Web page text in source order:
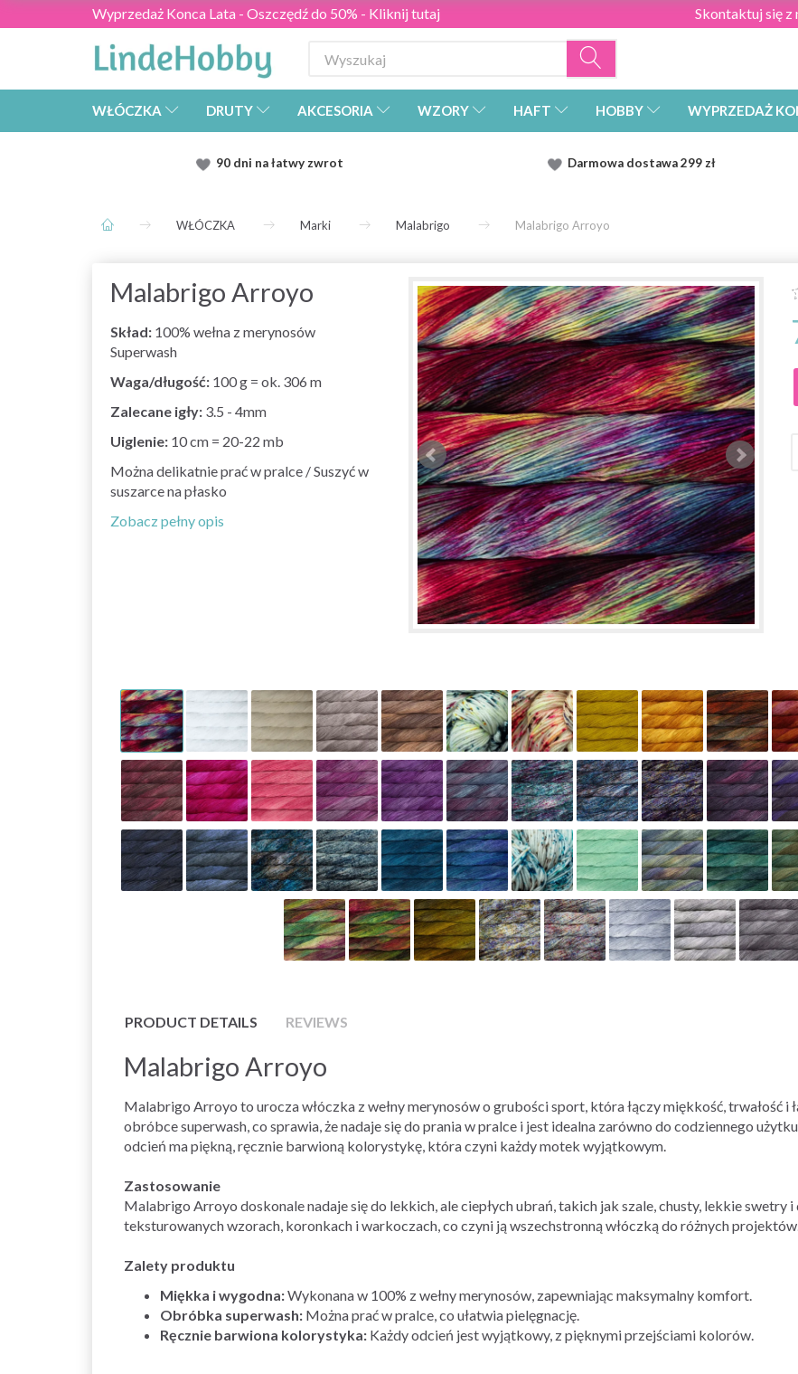
Wyprzedaż Konca Lata - Oszczędź do 50% - Kliknij tutaj Skontaktuj się z
WŁÓCZKA DRUTY AKCESORIA WZORY HAFT HOBBY WYPRZEDAŻ
90 dni na łatwy zwrot Darmowa dostawa299 zł
WŁÓCZKA Marki Malabrigo Malabrigo Arroyo
Malabrigo Arroyo
Skład: 100% wełna z merynosów
Superwash
Waga/długość: 100 g = ok. 306 m
Zalecane igły: 3.5 - 4mm
Uiglenie: 10 cm = 20-22 mb
Można delikatnie prać w pralce / Suszyć w
suszarce na płasko
Zobacz pełny opis
PRODUCT DETAILS REVIEWS
Malabrigo Arroyo
Malabrigo Arroyo to urocza włóczka z wełny merynosów o grubości sport, która łączy miękkość, trwałość i
obróbce superwash, co sprawia, że nadaje się do prania w pralce i jest idealna zarówno do codziennego
odcień ma piękną, ręcznie barwioną kolorystykę, która czyni każdy motek wyjątkowym.
Zastosowanie
Malabrigo Arroyo doskonale nadaje się do lekkich, ale ciepłych ubrań, takich jak szale, chusty, lekkie swetry
teksturowanych wzorach, koronkach i warkoczach, co czyni ją wszechstronną włóczką do różnych
Zalety produktu
Miękka i wygodna:Wykonana w 100% z wełny merynosów, zapewniając maksymalny komfort.
Obróbka superwash: Można prać w pralce, co ułatwia pielęgnację.
Ręcznie barwiona kolorystyka: Każdy odcień jest wyjątkowy, z pięknymi przejściami kolorów.